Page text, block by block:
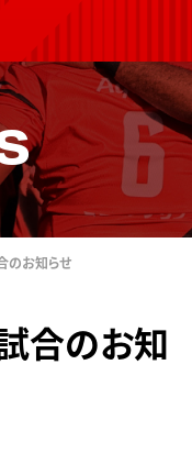
のお知らせ
合のお知